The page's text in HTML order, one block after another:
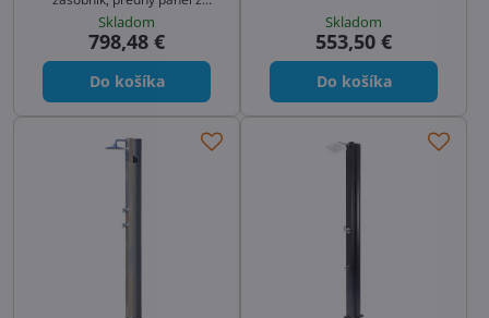
galvanizovanej ocele (teak),
oplach nôh a štvorcová ružica
200×150 mm. Ideálna záhradná
sprcha solárna k bazénu, na
terasu aj k vírivke.
Skladom
798,48 €
Do košíka
terasu.
Skladom
553,50 €
Do košíka